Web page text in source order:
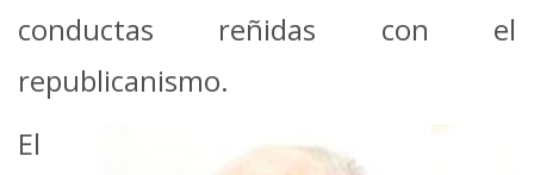
conductas reñidas con el
republicanismo.
El